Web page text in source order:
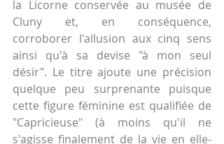
la Licorne conservée au musée de
Cluny et, en conséquence,
corroborer l'allusion aux cinq sens
ainsi qu'à sa devise "à mon seul
désir". Le titre ajoute une précision
quelque peu surprenante puisque
cette figure féminine est qualifiée de
"Capricieuse" (à moins qu'il ne
s'agisse finalement de la vie en elle-